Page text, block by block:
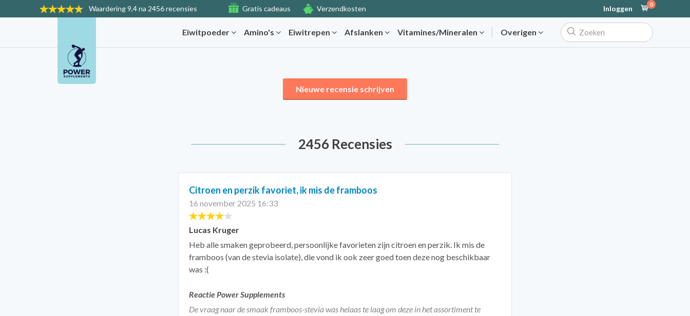
Waardering9,4 na 2456 recensies Gratis cadeaus Verzendkosten Inloggen 0
Eiwitpoeder Amino's Eiwitrepen Afslanken Vitamines/Mineralen Overigen
Nieuwe recensie schrijven
2456 Recensies
Citroen en perzik favoriet, ik mis de framboos
16 november 2025 16:33
Lucas Kruger
Heb alle smaken geprobeerd, persoonlijke favorieten zijn citroen en perzik. Ik mis de
framboos (van de stevia isolate), die vond ik ook zeer goed toen deze nog beschikbaar
was :(
Reactie Power Supplements
De vraag naar de smaak framboos-stevia was helaas te laag om deze in het assortiment te